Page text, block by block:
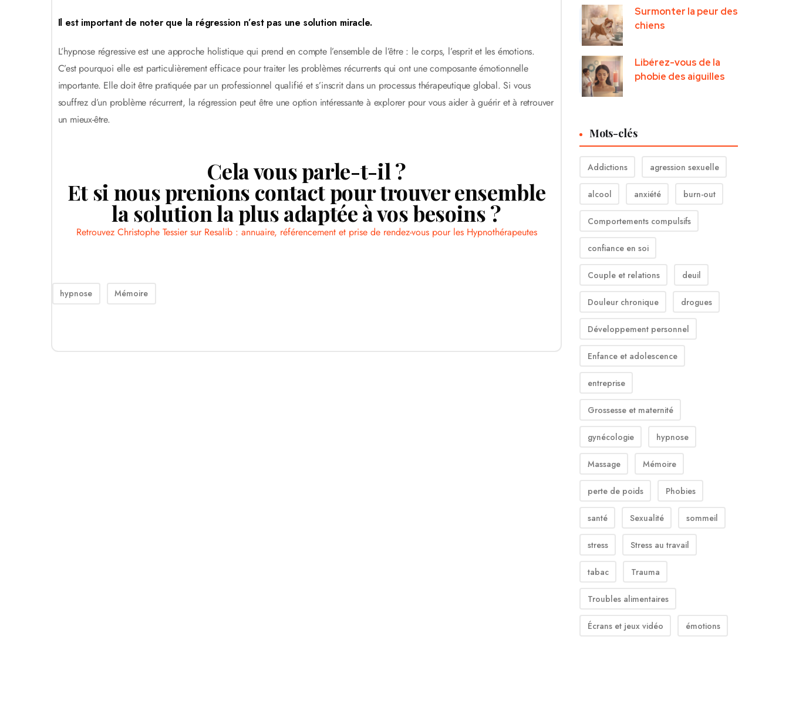
Il est important de noter que la régression n’est pas une solution miracle.
L’hypnose régressive est une approche holistique qui prend en compte l’ensemble de l’être : le corps, l’esprit et les émotions.
C’est pourquoi elle est particulièrement efficace pour traiter les problèmes récurrents qui ont une composante émotionnelle
importante. Elle doit être pratiquée par un professionnel qualifié et s’inscrit dans un processus thérapeutique global. Si vous
souffrez d’un problème récurrent, la régression peut être une option intéressante à explorer pour vous aider à guérir et à retrouver
un mieux-être.
Cela vous parle-t-il ?
Et si nous prenions contact pour trouver ensemble
la solution la plus adaptée à vos besoins ?
Retrouvez Christophe Tessier sur Resalib : annuaire, référencement et prise de rendez-vous pour les Hypnothérapeutes
hypnose Mémoire
Surmonter la peur des
chiens
Libérez-vous de la
phobie des aiguilles
Mots-clés
Addictions agression sexuelle
alcool anxiété burn-out
Comportements compulsifs
confiance en soi
Couple et relations deuil
Douleur chronique drogues
Développement personnel
Enfance et adolescence
entreprise
Grossesse et maternité
gynécologie hypnose
Massage Mémoire
perte de poids Phobies
santé Sexualité sommeil
stress Stress au travail
tabac Trauma
Troubles alimentaires
Écrans et jeux vidéo émotions